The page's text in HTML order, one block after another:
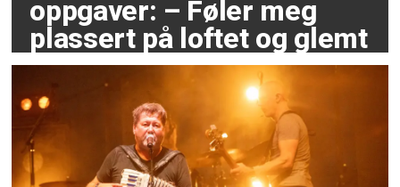
oppgaver: – Føler meg
plassert på loftet og glemt